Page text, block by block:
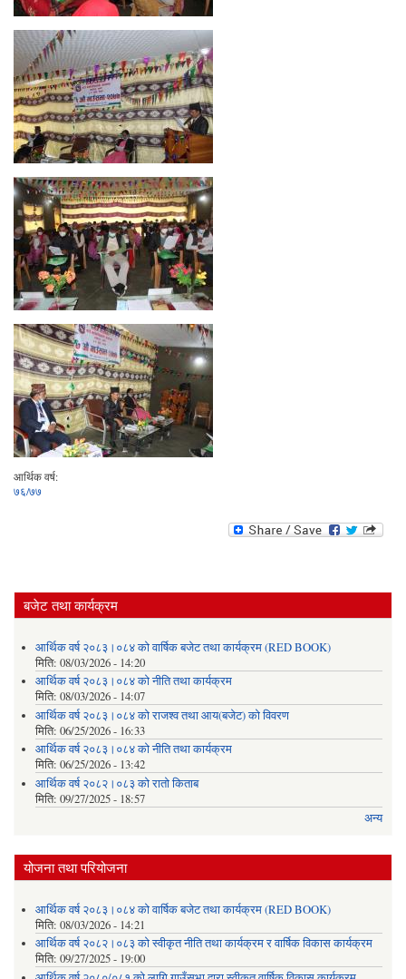
आर्थिक वर्ष:
७६/७७
बजेट तथा कार्यक्रम
आर्थिक वर्ष २०८३।०८४ को वार्षिक बजेट तथा कार्यक्रम (RED BOOK)
मिति: 08/03/2026 - 14:20
आर्थिक वर्ष २०८३।०८४ को नीति तथा कार्यक्रम
मिति: 08/03/2026 - 14:07
आर्थिक वर्ष २०८३।०८४ को राजश्व तथा आय(बजेट) को विवरण
मिति: 06/25/2026 - 16:33
आर्थिक वर्ष २०८३।०८४ को नीति तथा कार्यक्रम
मिति: 06/25/2026 - 13:42
आर्थिक वर्ष २०८२।०८३ को रातो किताब
मिति: 09/27/2025 - 18:57
अन्य
योजना तथा परियोजना
आर्थिक वर्ष २०८३।०८४ को वार्षिक बजेट तथा कार्यक्रम (RED BOOK)
मिति: 08/03/2026 - 14:21
आर्थिक वर्ष २०८२।०८३ को स्वीकृत नीति तथा कार्यक्रम र वार्षिक विकास कार्यक्रम
मिति: 09/27/2025 - 19:00